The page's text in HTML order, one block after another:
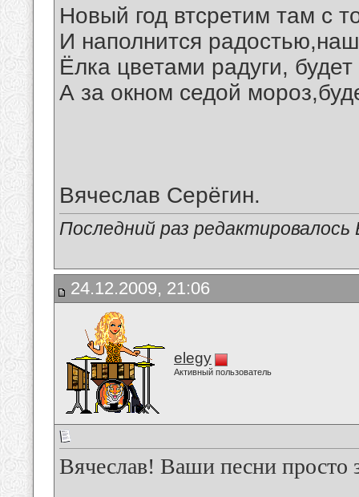
Новый год втсретим там с
И наполнится
Ёлка цветами радуги,
А за окном седой
Вячеслав Серёгин.
Последний раз
24.12.2009, 21:06
elegy
Активный пользователь
Вячеслав! Ваши песни просто